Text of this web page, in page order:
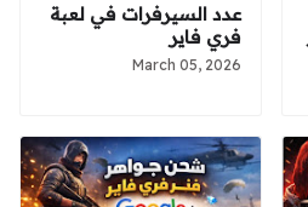
عدد السيرفرات في لعبة
فري فاير
March 05, 2026